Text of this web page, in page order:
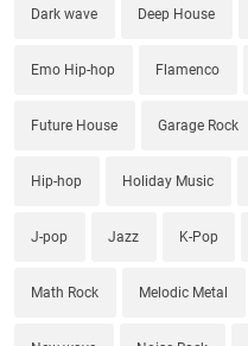
Dark wave Deep House
Emo Hip-hop Flamenco
Future House Garage Rock
Hip-hop Holiday Music
J-pop Jazz K-Pop
Math Rock Melodic Metal